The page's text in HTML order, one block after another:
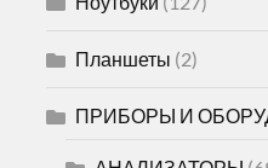
Планшеты (2)
ПРИБОРЫ И